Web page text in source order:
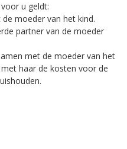
u geldt:
moeder van het kind.
partner van de moeder
met de moeder van het
haar de kosten voor de